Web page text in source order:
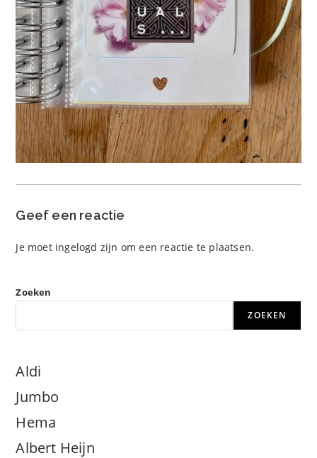
Geef een reactie
Je moet ingelogd zijn om een reactie te plaatsen.
Zoeken
ZOEKEN
Aldi
Jumbo
Hema
Albert Heijn